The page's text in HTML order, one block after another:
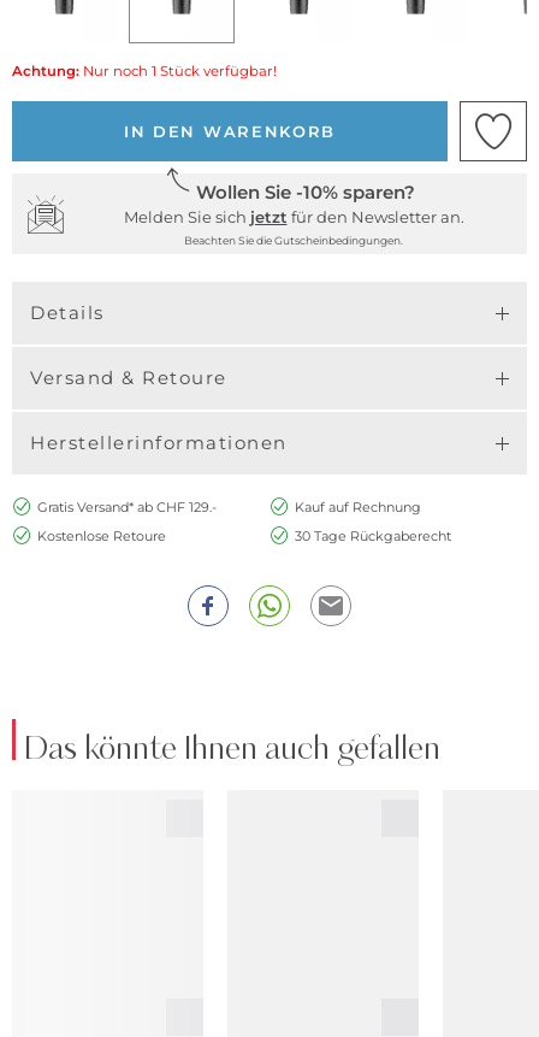
Achtung: Nur noch 1 Stück verfügbar!
IN DEN WARENKORB
Wollen Sie -10% sparen?
Melden Sie sich jetzt für den Newsletter an.
Beachten Sie die Gutscheinbedingungen.
Details
Versand & Retoure
Herstellerinformationen
Gratis Versand* ab CHF 129.-
Kauf auf Rechnung
Kostenlose Retoure
30 Tage Rückgaberecht
Das könnte Ihnen auch gefallen